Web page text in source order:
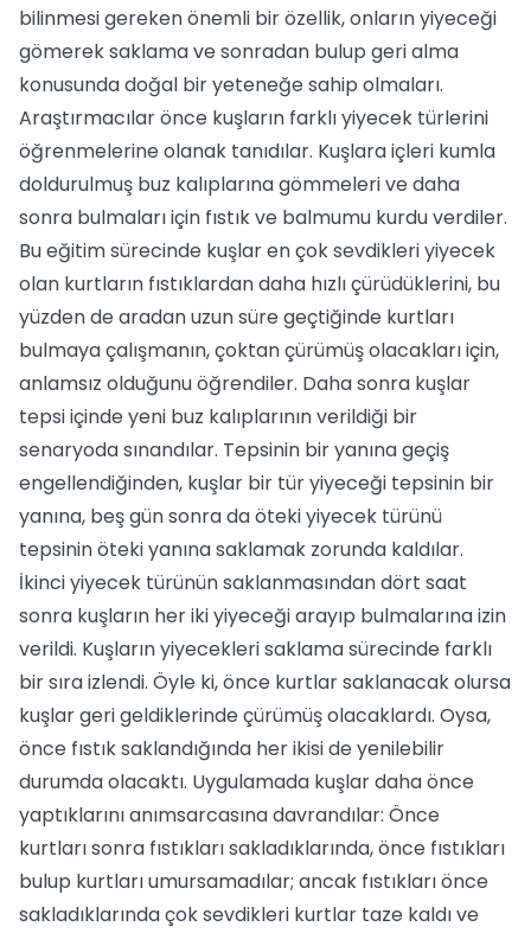
bilinmesi gereken önemli bir özellik, onların yiyeceği
gömerek saklama ve sonradan bulup geri alma
konusunda doğal bir yeteneğe sahip olmaları.
Araştırmacılar önce kuşların farklı yiyecek türlerini
öğrenmelerine olanak tanıdılar. Kuşlara içleri kumla
doldurulmuş buz kalıplarına gömmeleri ve daha
sonra bulmaları için fıstık ve balmumu kurdu verdiler.
Bu eğitim sürecinde kuşlar en çok sevdikleri yiyecek
olan kurtların fıstıklardan daha hızlı çürüdüklerini, bu
yüzden de aradan uzun süre geçtiğinde kurtları
bulmaya çalışmanın, çoktan çürümüş olacakları için,
anlamsız olduğunu öğrendiler. Daha sonra kuşlar
tepsi içinde yeni buz kalıplarının verildiği bir
senaryoda sınandılar. Tepsinin bir yanına geçiş
engellendiğinden, kuşlar bir tür yiyeceği tepsinin bir
yanına, beş gün sonra da öteki yiyecek türünü
tepsinin öteki yanına saklamak zorunda kaldılar.
İkinci yiyecek türünün saklanmasından dört saat
sonra kuşların her iki yiyeceği arayıp bulmalarına izin
verildi. Kuşların yiyecekleri saklama sürecinde farklı
bir sıra izlendi. Öyle ki, önce kurtlar saklanacak olursa
kuşlar geri geldiklerinde çürümüş olacaklardı. Oysa,
önce fıstık saklandığında her ikisi de yenilebilir
durumda olacaktı. Uygulamada kuşlar daha önce
yaptıklarını anımsarcasına davrandılar: Önce
kurtları sonra fıstıkları sakladıklarında, önce fıstıkları
bulup kurtları umursamadılar; ancak fıstıkları önce
sakladıklarında çok sevdikleri kurtlar taze kaldı ve